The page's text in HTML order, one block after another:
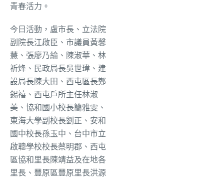
青春活力。
今日活動，盧市長、立法院
副院長江啟臣、市議員黃馨
慧、張廖乃綸、陳淑華、林
祈烽、民政局長吳世瑋、建
設局長陳大田、西屯區長鄭
錫禧、西屯戶所主任林淑
美、協和國小校長簡雅雯、
東海大學副校長劉正、安和
國中校長孫玉中、台中市立
啟聰學校校長蔡明郡、西屯
區協和里長陳靖益及在地各
里長、豐原區豐原里長洪源